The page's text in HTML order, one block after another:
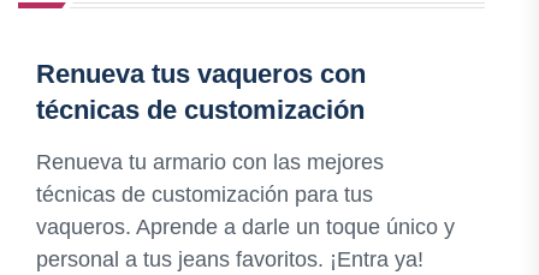
Renueva tus vaqueros con
técnicas de customización
Renueva tu armario con las mejores
técnicas de customización para tus
vaqueros. Aprende a darle un toque único y
personal a tus jeans favoritos. ¡Entra ya!